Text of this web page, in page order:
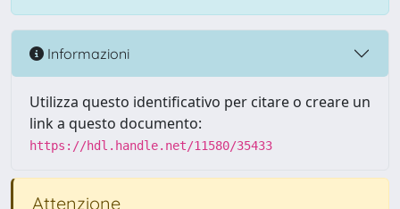
Informazioni
Utilizza questo identificativo per citare o creare un
link a questo documento:
https://hdl.handle.net/11580/35433
Attenzione